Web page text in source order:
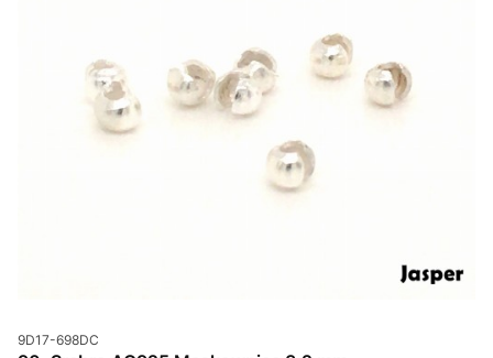
Kod produktu
9D17-698DC